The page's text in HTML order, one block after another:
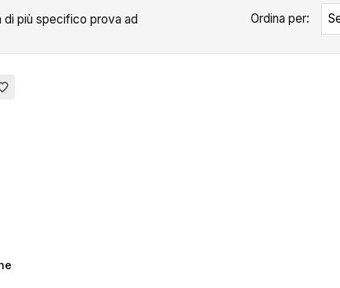
di più specifico prova ad
Ordina per:
lista dei desideri